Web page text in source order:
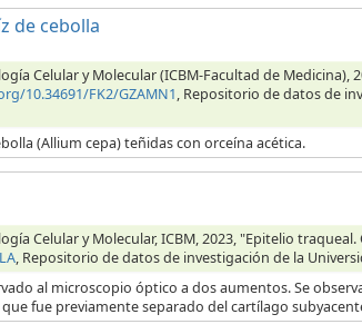
de cebolla
Celular y Molecular (ICBM-Facultad de Medicina),
10.34691/FK2/GZAMN1, Repositorio de datos de
(Allium cepa) teñidas con orceína acética.
Celular y Molecular, ICBM, 2023, "Epitelio traqueal.
, Repositorio de datos de investigación de la
al microscopio óptico a dos aumentos. Se
fue previamente separado del cartílago